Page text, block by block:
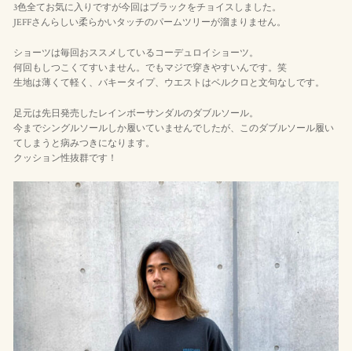
3色全てお気に入りですが今回はブラックをチョイスしました。
JEFFさんらしい柔らかいタッチのパームツリーが溜まりません。
ショーツは毎回おススメしているコーデュロイショーツ。
何回もしつこくてすいません。でもマジで穿きやすいんです。笑
生地は薄くて軽く、バキータイプ、ウエストはベルクロと文句なしです。
足元は先日発売したレインボーサンダルのダブルソール。
今までシングルソールしか履いていませんでしたが、このダブルソール履い
てしまうと病みつきになります。
クッション性抜群です！